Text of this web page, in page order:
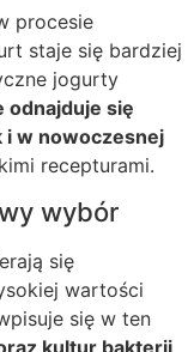
procesie
staje się bardziej
jogurty
odnajduje się
i w nowoczesnej
recepturami.
wybór
się
wartości
się w ten